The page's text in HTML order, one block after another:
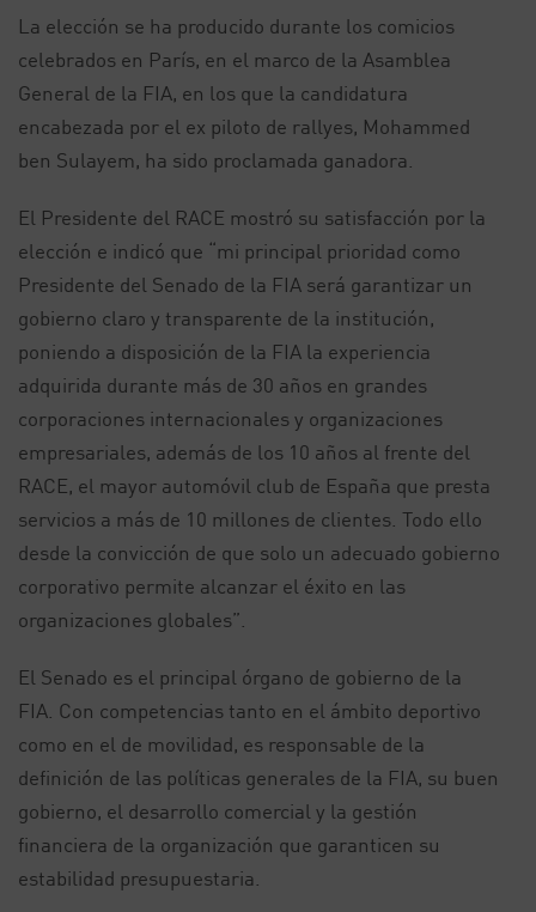
La elección se ha producido durante los comicios
celebrados en París, en el marco de la Asamblea
General de la FIA, en los que la candidatura
encabezada por el ex piloto de rallyes, Mohammed
ben Sulayem, ha sido proclamada ganadora.
El Presidente del RACE mostró su satisfacción por la
elección e indicó que “mi principal prioridad como
Presidente del Senado de la FIA será garantizar un
gobierno claro y transparente de la institución,
poniendo a disposición de la FIA la experiencia
adquirida durante más de 30 años en grandes
corporaciones internacionales y organizaciones
empresariales, además de los 10 años al frente del
RACE, el mayor automóvil club de España que presta
servicios a más de 10 millones de clientes. Todo ello
desde la convicción de que solo un adecuado gobierno
corporativo permite alcanzar el éxito en las
organizaciones globales”.
El Senado es el principal órgano de gobierno de la
FIA. Con competencias tanto en el ámbito deportivo
como en el de movilidad, es responsable de la
definición de las políticas generales de la FIA, su buen
gobierno, el desarrollo comercial y la gestión
financiera de la organización que garanticen su
estabilidad presupuestaria.